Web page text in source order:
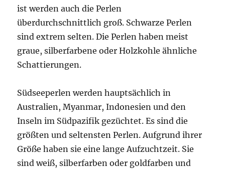
ist werden auch die Perlen
überdurchschnittlich groß. Schwarze Perlen
sind extrem selten. Die Perlen haben meist
graue, silberfarbene oder Holzkohle ähnliche
Schattierungen.
Südseeperlen werden hauptsächlich in
Australien, Myanmar, Indonesien und den
Inseln im Südpazifik gezüchtet. Es sind die
größten und seltensten Perlen. Aufgrund ihrer
Größe haben sie eine lange Aufzuchtzeit. Sie
sind weiß, silberfarben oder goldfarben und